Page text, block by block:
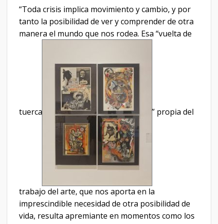
“Toda crisis implica movimiento y cambio, y por
tanto la posibilidad de ver y comprender de otra
manera el mundo que nos rodea. Esa “vuelta de
tuerca ” propia del
trabajo del arte, que nos aporta en la
imprescindible necesidad de otra posibilidad de
vida, resulta apremiante en momentos como los